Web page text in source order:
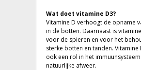
Wat doet vitamine D3?
Vitamine D verhoogt de opname
in de botten. Daarnaast is
voor de spieren en voor het
sterke botten en tanden. Vitamine
ook een rol in het
natuurlijke afweer.